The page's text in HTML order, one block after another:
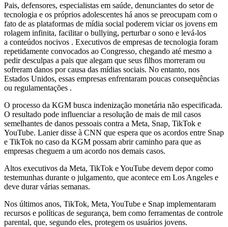
Pais, defensores, especialistas em saúde, denunciantes do setor de
tecnologia e os próprios adolescentes há anos se preocupam com o
fato de as plataformas de mídia social poderem viciar os jovens em
rolagem infinita, facilitar o bullying, perturbar o sono e levá-los
a conteúdos nocivos . Executivos de empresas de tecnologia foram
repetidamente convocados ao Congresso, chegando até mesmo a
pedir desculpas a pais que alegam que seus filhos morreram ou
sofreram danos por causa das mídias sociais. No entanto, nos
Estados Unidos, essas empresas enfrentaram poucas consequências
ou regulamentações .
O processo da KGM busca indenização monetária não especificada.
O resultado pode influenciar a resolução de mais de mil casos
semelhantes de danos pessoais contra a Meta, Snap, TikTok e
YouTube. Lanier disse à CNN que espera que os acordos entre Snap
e TikTok no caso da KGM possam abrir caminho para que as
empresas cheguem a um acordo nos demais casos.
Altos executivos da Meta, TikTok e YouTube devem depor como
testemunhas durante o julgamento, que acontece em Los Angeles e
deve durar várias semanas.
Nos últimos anos, TikTok, Meta, YouTube e Snap implementaram
recursos e políticas de segurança, bem como ferramentas de controle
parental, que, segundo eles, protegem os usuários jovens.